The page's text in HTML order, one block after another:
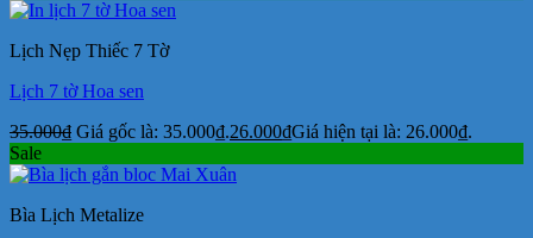
Lịch Nẹp Thiếc 7 Tờ
Lịch 7 tờ Hoa sen
35.000₫ Giá gốc là: 35.000₫.26.000₫Giá hiện tại là: 26.000₫.
Sale
Bìa Lịch Metalize